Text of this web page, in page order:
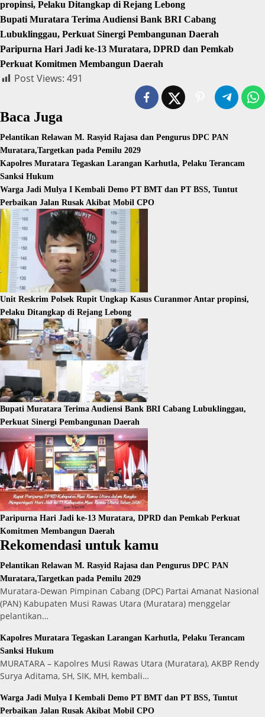
propinsi, Pelaku Ditangkap di Rejang Lebong
Bupati Muratara Terima Audiensi Bank BRI Cabang
Lubuklinggau, Perkuat Sinergi Pembangunan Daerah
Paripurna Hari Jadi ke-13 Muratara, DPRD dan Pemkab
Perkuat Komitmen Membangun Daerah
Post Views: 491
Baca Juga
Pelantikan Relawan M. Rasyid Rajasa dan Pengurus DPC PAN
Muratara,Targetkan pada Pemilu 2029
Kapolres Muratara Tegaskan Larangan Karhutla, Pelaku Terancam
Sanksi Hukum
Warga Jadi Mulya I Kembali Demo PT BMT dan PT BSS, Tuntut
Perbaikan Jalan Rusak Akibat Mobil CPO
Unit Reskrim Polsek Rupit Ungkap Kasus Curanmor Antar propinsi,
Pelaku Ditangkap di Rejang Lebong
Bupati Muratara Terima Audiensi Bank BRI Cabang Lubuklinggau,
Perkuat Sinergi Pembangunan Daerah
Paripurna Hari Jadi ke-13 Muratara, DPRD dan Pemkab Perkuat
Komitmen Membangun Daerah
Rekomendasi untuk kamu
Pelantikan Relawan M. Rasyid Rajasa dan Pengurus DPC PAN
Muratara,Targetkan pada Pemilu 2029
Muratara-Dewan Pimpinan Cabang (DPC) Partai Amanat Nasional
(PAN) Kabupaten Musi Rawas Utara (Muratara) menggelar
pelantikan…
Kapolres Muratara Tegaskan Larangan Karhutla, Pelaku Terancam
Sanksi Hukum
MURATARA – Kapolres Musi Rawas Utara (Muratara), AKBP Rendy
Surya Aditama, SH, SIK, MH, kembali…
Warga Jadi Mulya I Kembali Demo PT BMT dan PT BSS, Tuntut
Perbaikan Jalan Rusak Akibat Mobil CPO